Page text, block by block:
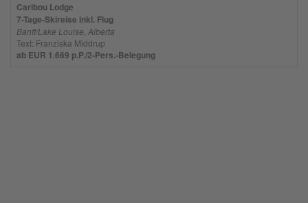
Caribou Lodge
7-Tage-Skireise inkl. Flug
Banff/Lake Louise, Alberta
Text: Franziska Middrup
ab EUR 1.669 p.P./2-Pers.-Belegung